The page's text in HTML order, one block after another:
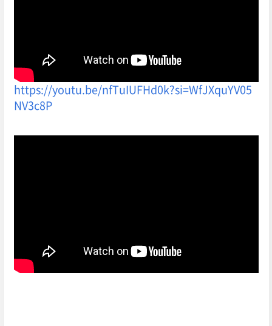
춮처 성시경
https://youtu.be/nfTuIUFHd0k?si=WfJXquYV05
NV3c8P